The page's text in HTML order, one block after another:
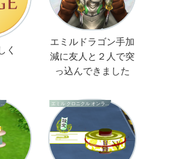
く
エミルドラゴン手加
減に友人と２人で突
っ込んできました
エミル クロニクル オンライン エミル クロニクル オンライン